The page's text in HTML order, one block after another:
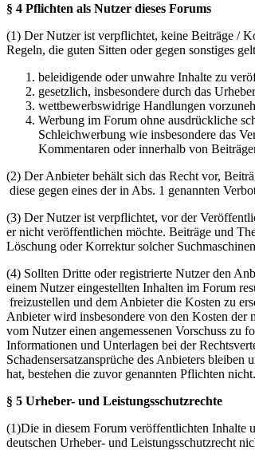
§ 4 Pflichten als Nutzer dieses Forums
(1) Der Nutzer ist verpflichtet, keine Beiträge /
Regeln, die guten Sitten oder gegen sonstiges
beleidigende oder unwahre Inhalte zu
gesetzlich, insbesondere durch das
wettbewerbswidrige Handlungen
Werbung im Forum ohne ausdrückliche
Schleichwerbung wie insbesondere das
Kommentaren oder innerhalb von
(2) Der Anbieter behält sich das Recht vor,
diese gegen eines der in Abs. 1 genannten
(3) Der Nutzer ist verpflichtet, vor der
er nicht veröffentlichen möchte. Beiträge und
Löschung oder Korrektur solcher
(4) Sollten Dritte oder registrierte Nutzer den
einem Nutzer eingestellten Inhalten im Forum
freizustellen und dem Anbieter die Kosten zu
Anbieter wird insbesondere von den Kosten
vom Nutzer einen angemessenen Vorschuss zu
Informationen und Unterlagen bei der
Schadensersatzansprüche des Anbieters
hat, bestehen die zuvor genannten Pflichten nicht.
§ 5 Urheber- und Leistungsschutzrechte
(1)Die in diesem Forum veröffentlichten Inhalte
deutschen Urheber- und Leistungsschutzrecht